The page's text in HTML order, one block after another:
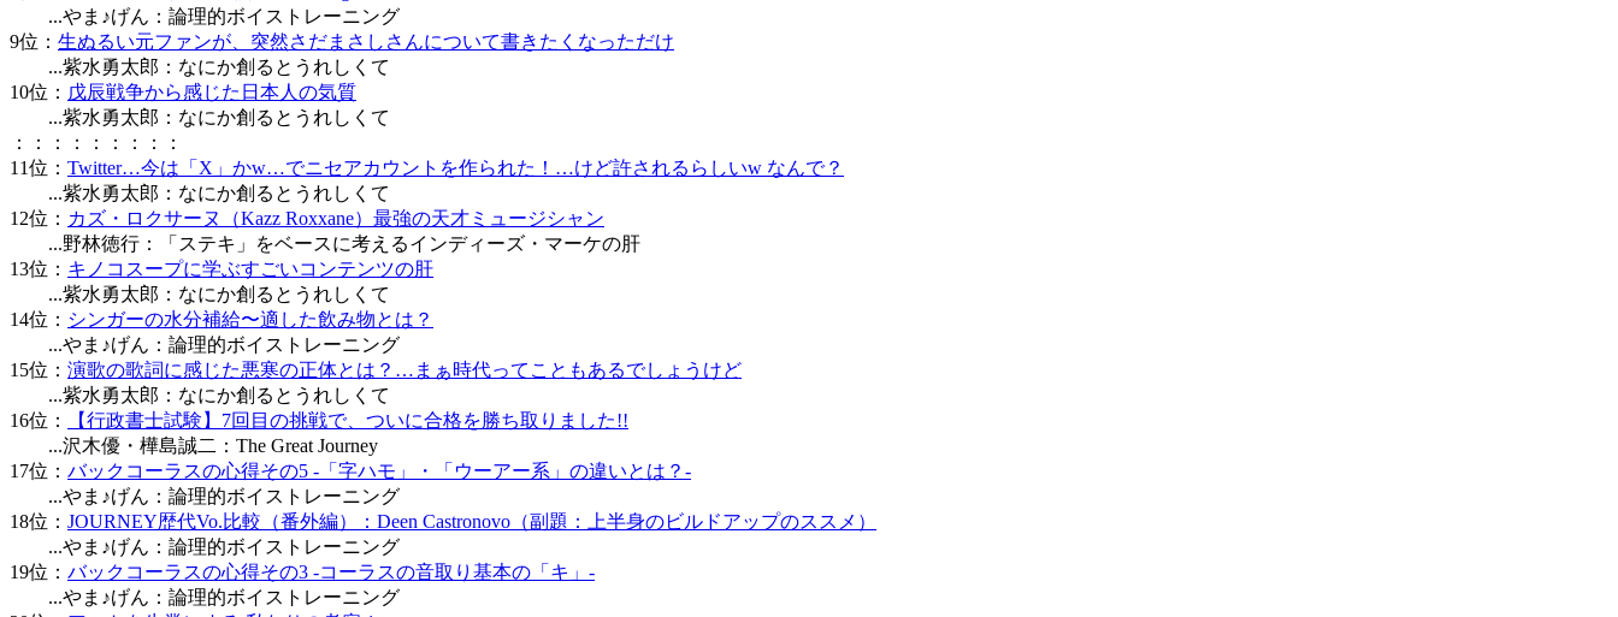
...やま♪げん：論理的ボイストレーニング
9位： 生ぬるい元ファンが、突然さだまさしさんについて書きたくなっただけ
...紫水勇太郎：なにか創るとうれしくて
10位： 戊辰戦争から感じた日本人の気質
...紫水勇太郎：なにか創るとうれしくて
：：：：：：：：：
11位： Twitter…今は「X」かw…でニセアカウントを作られた！…けど許されるらしいw なんで？
...紫水勇太郎：なにか創るとうれしくて
12位： カズ・ロクサーヌ（Kazz Roxxane）最強の天才ミュージシャン
...野林徳行：「ステキ」をベースに考えるインディーズ・マーケの肝
13位： キノコスープに学ぶすごいコンテンツの肝
...紫水勇太郎：なにか創るとうれしくて
14位： シンガーの水分補給〜適した飲み物とは？
...やま♪げん：論理的ボイストレーニング
15位： 演歌の歌詞に感じた悪寒の正体とは？…まぁ時代ってこともあるでしょうけど
...紫水勇太郎：なにか創るとうれしくて
16位：
【行政書士試験】7回目の挑戦で、ついに合格を勝ち取りました!!
...沢木優・樺島誠二：The Great Journey
17位： バックコーラスの心得その5 -「字ハモ」・「ウーアー系」の違いとは？-
...やま♪げん：論理的ボイストレーニング
18位： JOURNEY歴代Vo.比較（番外編）：Deen Castronovo（副題：上半身のビルドアップのススメ）
...やま♪げん：論理的ボイストレーニング
19位： バックコーラスの心得その3 -コーラスの音取り基本の「キ」-
...やま♪げん：論理的ボイストレーニング